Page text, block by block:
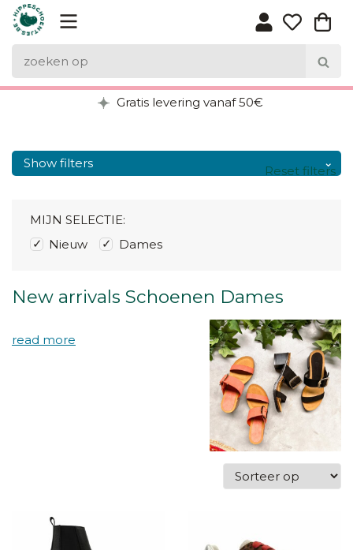
Gratis levering vanaf 50€
Show filters
New arrivals Schoenen Dames
MIJN SELECTIE:
Nieuw
Dames
Reset filters